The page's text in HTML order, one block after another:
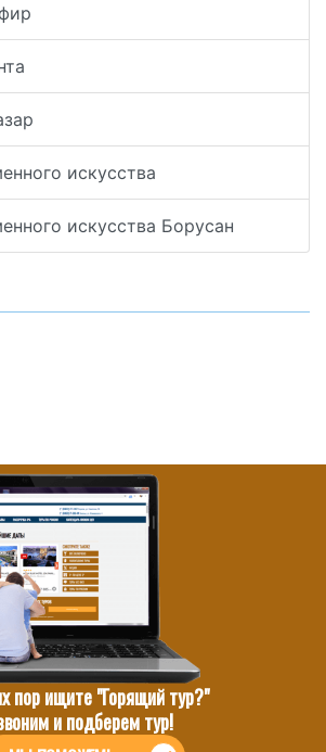
искусства
искусства Борусан
пор ищите "Горящий тур?"
и подберем тур!